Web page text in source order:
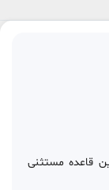
قاعده مستثنی